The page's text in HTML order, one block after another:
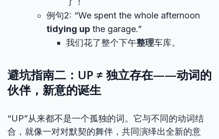
例句2: “We spent the whole afternoon
tidying up the garage.”
我们花了整个下午整理车库。
避坑指南二：UP ≠ 独立存在——动词的
伙伴，新意的诞生
“UP”从来都不是一个孤独的词。它与不同的动词结
合，就像一对对默契的舞伴，共同演绎出全新的意